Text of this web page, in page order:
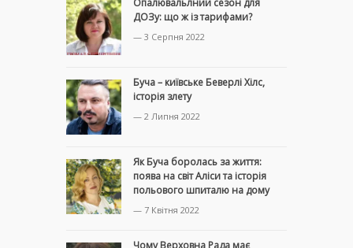
Опалювальлний сезон для
ДОЗу: що ж із тарифами?
— 3 Серпня 2022
Буча – київське Беверлі Хілс,
історія злету
— 2 Липня 2022
Як Буча боролась за життя:
поява на світ Аліси та історія
польового шпиталю на дому
— 7 Квітня 2022